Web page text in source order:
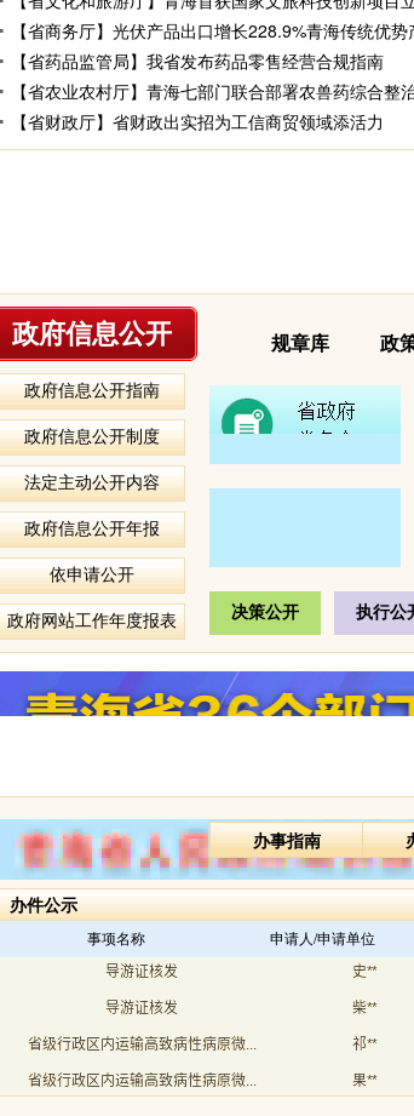
【省商务厅】光伏产品出口增长228.9%青海传统优
【省药品监管局】我省发布药品零售经营合规指南
【省农业农村厅】青海七部门联合部署农兽药综合整
【省财政厅】省财政出实招为工信商贸领域添活力
办事指南